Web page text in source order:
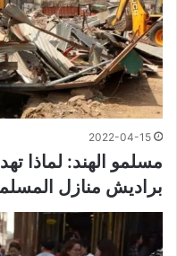
2022-04-15
مسلمو الهند: لماذا
براديش منازل